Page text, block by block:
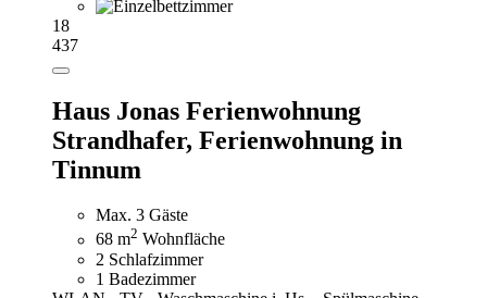
18
437
Haus Jonas Ferienwohnung
Strandhafer, Ferienwohnung in
Tinnum
Max. 3 Gäste
68 m2 Wohnfläche
2 Schlafzimmer
1 Badezimmer